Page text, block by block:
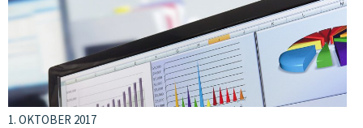
1. OKTOBER 2017